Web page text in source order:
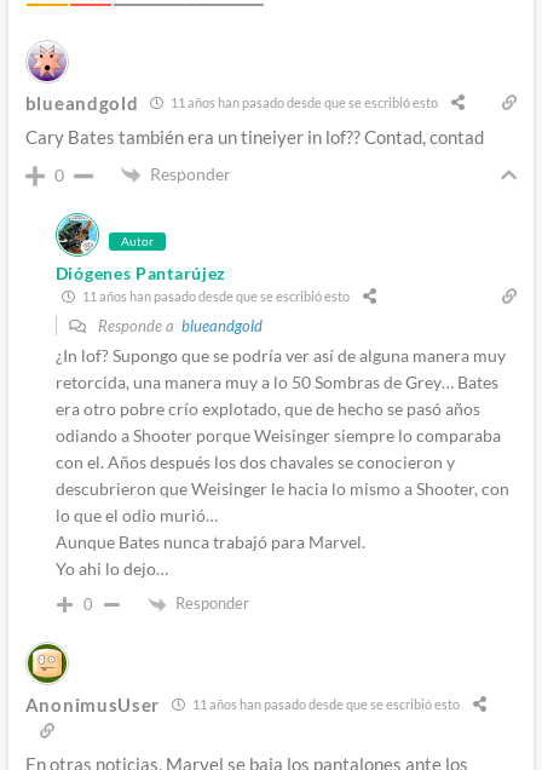
blueandgold 11 años han pasado desde que se escribió esto
Cary Bates también era un tineiyer in lof?? Contad, contad
0 Responder
Autor
Diógenes Pantarújez
11 años han pasado desde que se escribió esto
Responde a blueandgold
¿In lof? Supongo que se podría ver así de alguna manera muy
retorcida, una manera muy a lo 50 Sombras de Grey… Bates
era otro pobre crío explotado, que de hecho se pasó años
odiando a Shooter porque Weisinger siempre lo comparaba
con el. Años después los dos chavales se conocieron y
descubrieron que Weisinger le hacia lo mismo a Shooter, con
lo que el odio murió…
Aunque Bates nunca trabajó para Marvel.
Yo ahi lo dejo…
0 Responder
AnonimusUser 11 años han pasado desde que se escribió esto
En otras noticias, Marvel se baja los pantalones ante los